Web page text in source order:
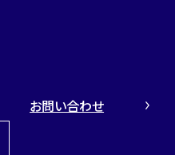
お問い合わせ